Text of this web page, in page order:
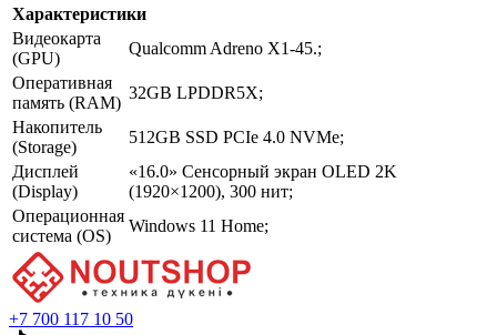
Характеристики
Видеокарта
(GPU)
Qualcomm Adreno X1-45.;
Оперативная
память (RAM)
32GB LPDDR5Х;
Накопитель
(Storage)
512GB SSD PCIe 4.0 NVMe;
Дисплей
(Display)
«16.0» Сенсорный экран OLED 2K
(1920×1200), 300 нит;
Операционная
система (OS)
Windows 11 Home;
+7 700 117 10 50